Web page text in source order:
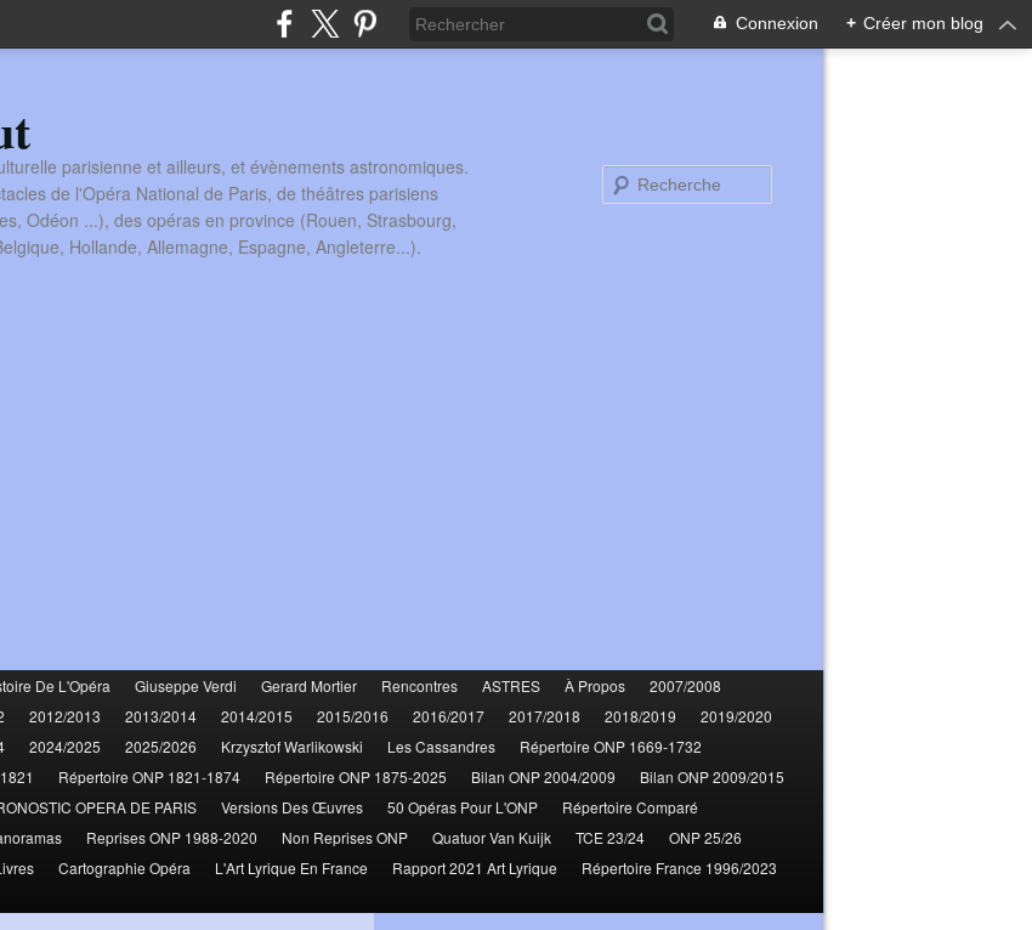
Connexion + Créer mon blog
parisienne et ailleurs, et évènements astronomiques.
de l'Opéra National de Paris, de théâtres parisiens
Odéon ...), des opéras en province (Rouen, Strasbourg,
Hollande, Allemagne, Espagne, Angleterre...).
De L'Opéra Giuseppe Verdi Gerard Mortier Rencontres ASTRES À Propos
2007/2008
2012/2013 2013/2014 2014/2015 2015/2016 2016/2017 2017/2018 2018/2019
2019/2020
2024/2025 2025/2026 Krzysztof Warlikowski Les Cassandres
Répertoire ONP 1669-1732
Répertoire ONP 1821-1874 Répertoire ONP 1875-2025 Bilan ONP 2004/2009
Bilan ONP 2009/2015
OPERA DE PARIS Versions Des Œuvres 50 Opéras Pour L'ONP
Répertoire Comparé
Reprises ONP 1988-2020 Non Reprises ONP Quatuor Van Kuijk TCE 23/24
ONP 25/26
Cartographie Opéra L'Art Lyrique En France Rapport 2021 Art Lyrique
Répertoire France 1996/2023